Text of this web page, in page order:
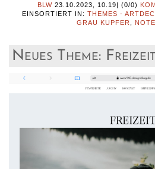
BLW 23.10.2023, 10.19| (0/0)
EINSORTIERT IN: THEMES -
GRAU KUPFER
Neues Theme: Freizeit